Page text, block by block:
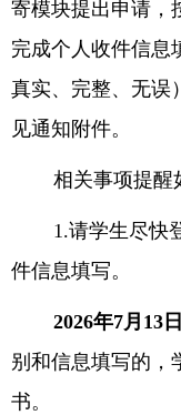
寄模块提出申请，
完成个人收件信息
真实、完整、无误
见通知附件。
相关事项提醒
1.请学生尽快
件信息填写。
2026年7月 13
别和信息填写的，
书。